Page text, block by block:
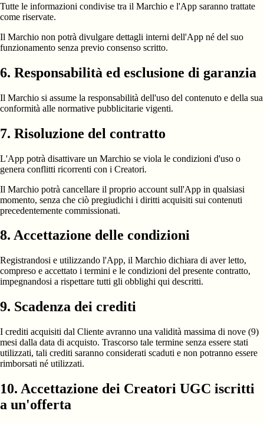
Tutte le informazioni condivise tra il Marchio e l'App saranno trattate
come riservate.
Il Marchio non potrà divulgare dettagli interni dell'App né del suo
funzionamento senza previo consenso scritto.
6. Responsabilità ed esclusione di garanzia
Il Marchio si assume la responsabilità dell'uso del contenuto e della sua
conformità alle normative pubblicitarie vigenti.
7. Risoluzione del contratto
L'App potrà disattivare un Marchio se viola le condizioni d'uso o
genera conflitti ricorrenti con i Creatori.
Il Marchio potrà cancellare il proprio account sull'App in qualsiasi
momento, senza che ciò pregiudichi i diritti acquisiti sui contenuti
precedentemente commissionati.
8. Accettazione delle condizioni
Registrandosi e utilizzando l'App, il Marchio dichiara di aver letto,
compreso e accettato i termini e le condizioni del presente contratto,
impegnandosi a rispettare tutti gli obblighi qui descritti.
9. Scadenza dei crediti
I crediti acquisiti dal Cliente avranno una validità massima di nove (9)
mesi dalla data di acquisto. Trascorso tale termine senza essere stati
utilizzati, tali crediti saranno considerati scaduti e non potranno essere
rimborsati né utilizzati.
10. Accettazione dei Creatori UGC iscritti
a un'offerta